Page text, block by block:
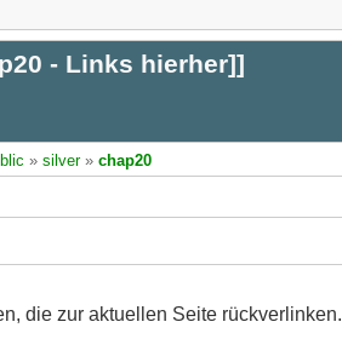
- Links hierher]]
» silver» chap20
die zur aktuellen Seite rückverlinken.